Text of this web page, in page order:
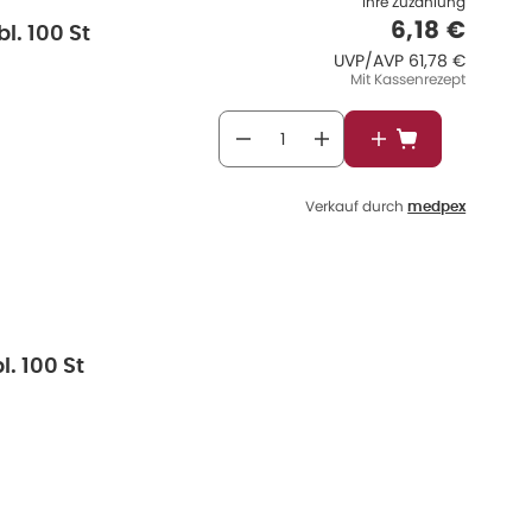
100 St 6,18 €
UVP/AVP UVP/AVP
61,78 €
Mit Kassenrezept
In den
Verkauf durch medpex
100 St